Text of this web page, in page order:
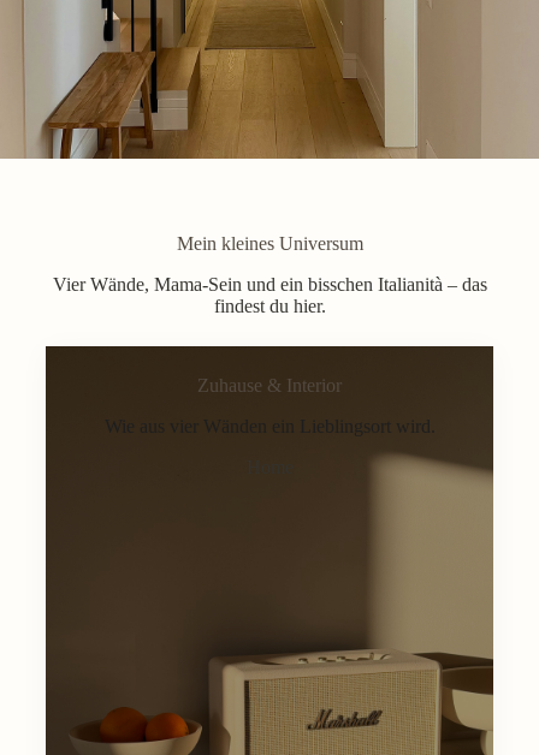
Mein kleines Universum
Vier Wände, Mama-Sein und ein bisschen Italianità – das
findest du hier.
Zuhause & Interior
Wie aus vier Wänden ein Lieblingsort wird.